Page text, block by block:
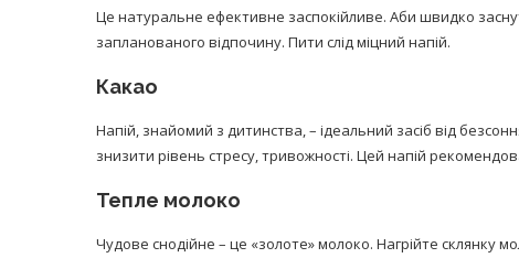
Це натуральне ефективне заспокійливе. Аби швидко
запланованого відпочину. Пити слід міцний напій.
Какао
Напій, знайомий з дитинства, – ідеальний засіб від
знизити рівень стресу, тривожності. Цей напій
Тепле молоко
Чудове снодійне – це «золоте» молоко. Нагрійте склянку